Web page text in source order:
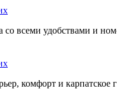
со всеми удобствами и
комфорт и карпатское